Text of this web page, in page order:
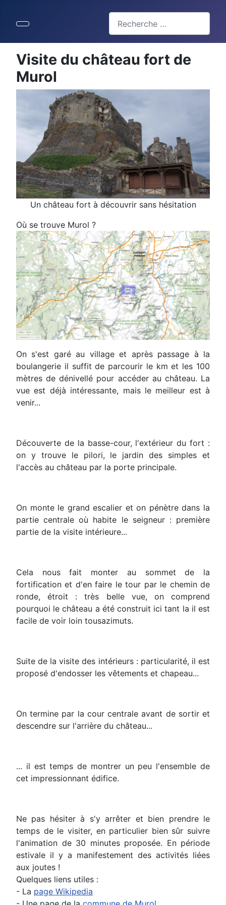
Type 2 or more characters for
Visite du château fort de
Murol
Un château fort à découvrir sans hésitation
Où se trouve Murol ?
On s'est garé au village et après passage à la
boulangerie il suffit de parcourir le km et les 100
mètres de dénivellé pour accéder au château. La
vue est déjà intéressante, mais le meilleur est à
venir...
Découverte de la basse-cour, l'extérieur du fort :
on y trouve le pilori, le jardin des simples et
l'accès au château par la porte principale.
On monte le grand escalier et on pénètre dans la
partie centrale où habite le seigneur : première
partie de la visite intérieure...
Cela nous fait monter au sommet de la
fortification et d'en faire le tour par le chemin de
ronde, étroit : très belle vue, on comprend
pourquoi le château a été construit ici tant la il est
facile de voir loin tousazimuts.
Suite de la visite des intérieurs : particularité, il est
proposé d'endosser les vêtements et chapeau...
On termine par la cour centrale avant de sortir et
descendre sur l'arrière du château...
... il est temps de montrer un peu l'ensemble de
cet impressionnant édifice.
Ne pas hésiter à s'y arrêter et bien prendre le
temps de le visiter, en particulier bien sûr suivre
l'animation de 30 minutes proposée. En période
estivale il y a manifestement des activités liées
aux joutes !
Quelques liens utiles :
- La page Wikipedia